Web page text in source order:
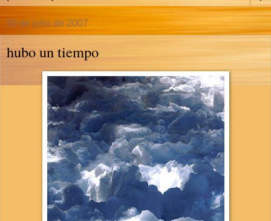
30 de julio de 2007
hubo un tiempo